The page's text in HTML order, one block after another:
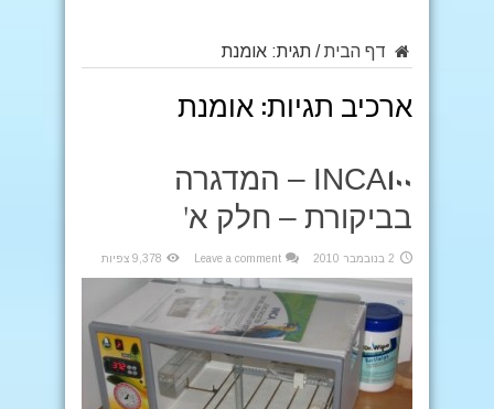
דף הבית / תגית: אומנת
ארכיב תגיות: אומנת
INCA100 – המדגרה
בביקורת – חלק א'
2 בנובמבר 2010 Leave a comment 9,378 צפיות